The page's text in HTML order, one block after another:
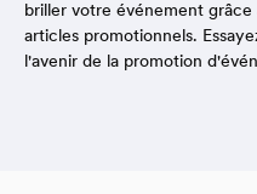
briller votre événement grâce
articles promotionnels.
l'avenir de la promotion